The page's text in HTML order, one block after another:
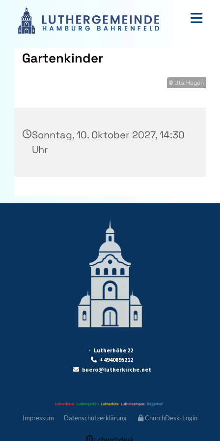
Gartenkinder
© Uta Heyen
Sonntag, 10. Oktober 2027, 14:30
Uhr
· Lutherhöhe 22
 +4940895212
buero@lutherkirche.net
Impressum Datenschutzerklärung ChurchDesk-Login